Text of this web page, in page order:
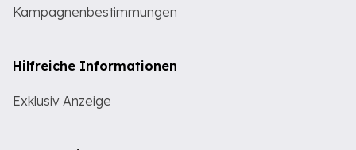
Kampagnenbestimmungen
Hilfreiche Informationen
Exklusiv Anzeige